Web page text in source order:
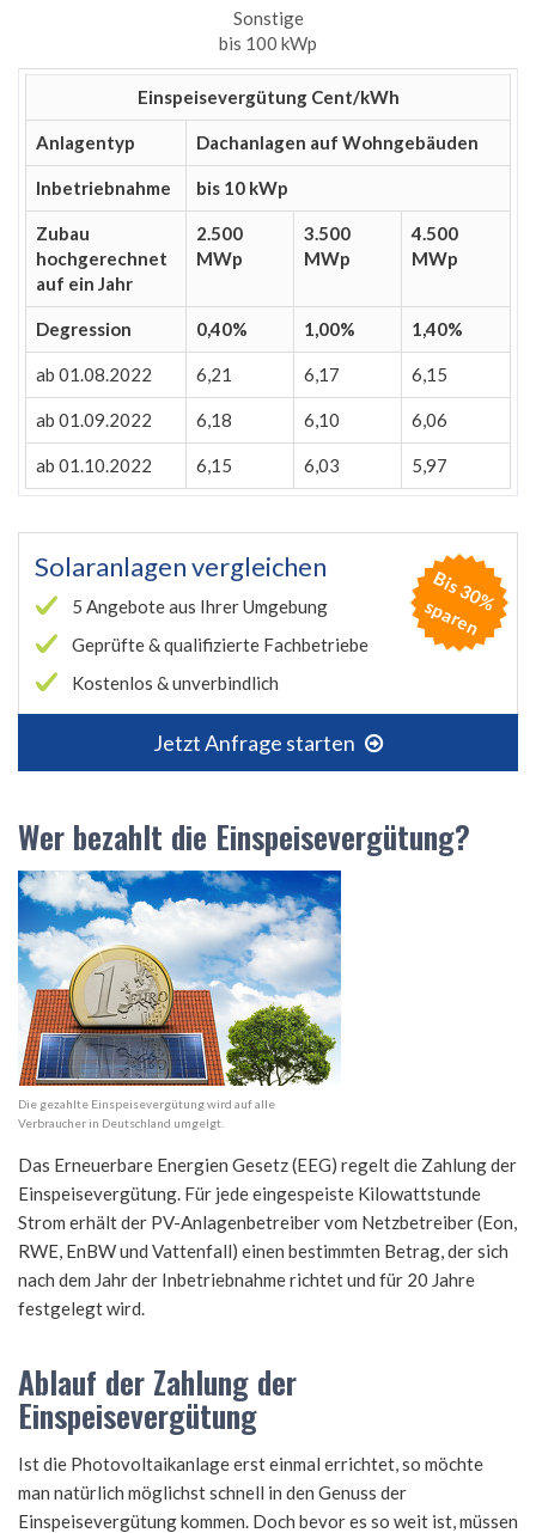
Sonstige
bis 100 kWp
Einspeisevergütung Cent/kWh
Anlagentyp Dachanlagen auf Wohngebäuden
Inbetriebnahme bis 10 kWp
Zubau
hochgerechnet
auf ein Jahr
2.500
MWp
3.500
MWp
4.500
MWp
Degression 0,40% 1,00% 1,40%
ab 01.08.2022 6,21 6,17 6,15
ab 01.09.2022 6,18 6,10 6,06
ab 01.10.2022 6,15 6,03 5,97
Solaranlagen vergleichen
5 Angebote aus Ihrer Umgebung
Geprüfte & qualifizierte Fachbetriebe
Kostenlos & unverbindlich
Jetzt Anfrage starten
B
is
3
0
%
s
p
a
r
e
n
Wer bezahlt die Einspeisevergütung?
Die gezahlte Einspeisevergütung wird auf alle
Verbraucher in Deutschland umgelgt.
Das Erneuerbare Energien Gesetz (EEG) regelt die Zahlung der
Einspeisevergütung. Für jede eingespeiste Kilowattstunde
Strom erhält der PV-Anlagenbetreiber vom Netzbetreiber (Eon,
RWE, EnBW und Vattenfall) einen bestimmten Betrag, der sich
nach dem Jahr der Inbetriebnahme richtet und für 20 Jahre
festgelegt wird.
Ablauf der Zahlung der
Einspeisevergütung
Ist die Photovoltaikanlage erst einmal errichtet, so möchte
man natürlich möglichst schnell in den Genuss der
Einspeisevergütung kommen. Doch bevor es so weit ist, müssen